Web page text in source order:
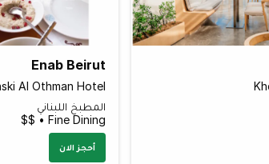
Enab Beirut
Al Othman Hotel
المطبخ اللبناني
Fine Dining • $$
أحجز الان